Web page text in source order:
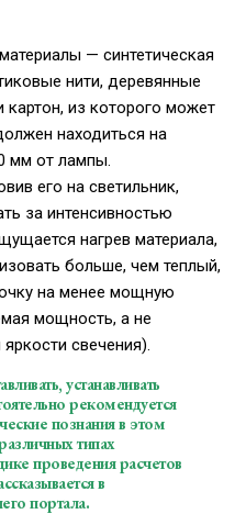
— синтетическая
нити, деревянные
картон, из которого может
находиться на
мм от лампы.
его на светильник,
за интенсивностью
нагрев материала,
больше, чем теплый,
на менее мощную
мощность, а не
свечения).
устанавливать
рекомендуется
познания в этом
типах
проведения расчетов
в
портала.